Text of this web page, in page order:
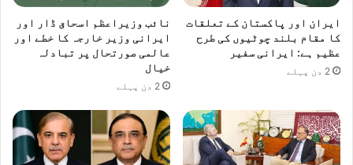
پ
ر
ا
ط
م
ا
ن
م
ی
ں
د
و
ف
ہ
ایران اور پاکستان کے تعلقات
کا مقام بلند چوٹیوں کی طرح
عظیم ہے: ایرانی سفیر
2 دن پہلے
نائب وزیراعظم اسحاق ڈار اور
ایرانی وزیر خارجہ کا خطے اور
عالمی صورتحال پر تبادلہ
خیال
2 دن پہلے